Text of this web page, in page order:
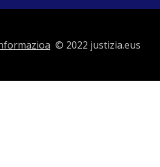
© 2022 justizia.eus